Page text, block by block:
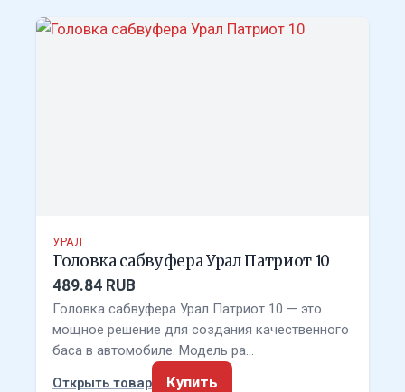
УРАЛ
Головка сабвуфера Урал Патриот 10
489.84 RUB
Головка сабвуфера Урал Патриот 10 — это
мощное решение для создания качественного
баса в автомобиле. Модель ра…
Открыть товар
Купить